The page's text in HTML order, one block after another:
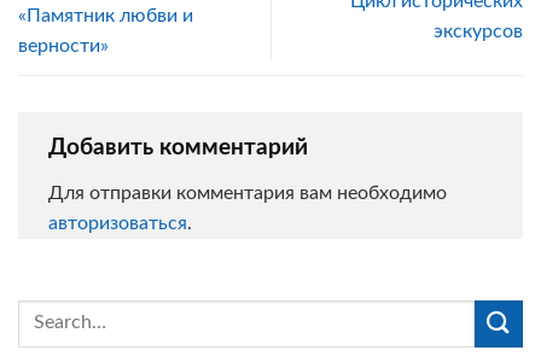
«Памятник любви и
верности»
экскурсов
Добавить комментарий
Для отправки комментария вам необходимо
авторизоваться.